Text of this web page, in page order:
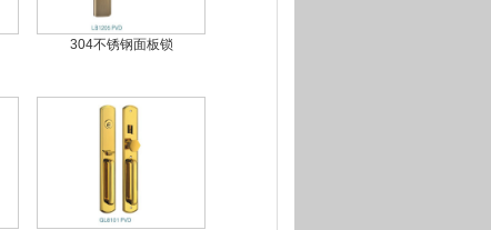
304不锈钢面板锁